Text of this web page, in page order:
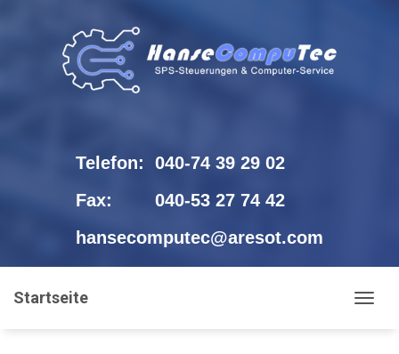
Telefon:
Fax:
040-74 39 29 02
040-53 27 74 42
hansecomputec@aresot.com
Startseite